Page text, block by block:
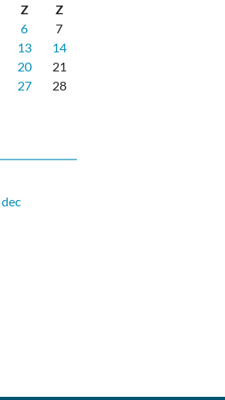
Z
Z
6
7
13
14
20
21
27
28
dec